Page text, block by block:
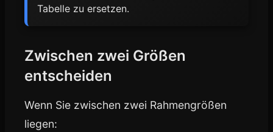
Tabelle zu ersetzen.
Zwischen zwei Größen
entscheiden
Wenn Sie zwischen zwei Rahmengrößen
liegen: